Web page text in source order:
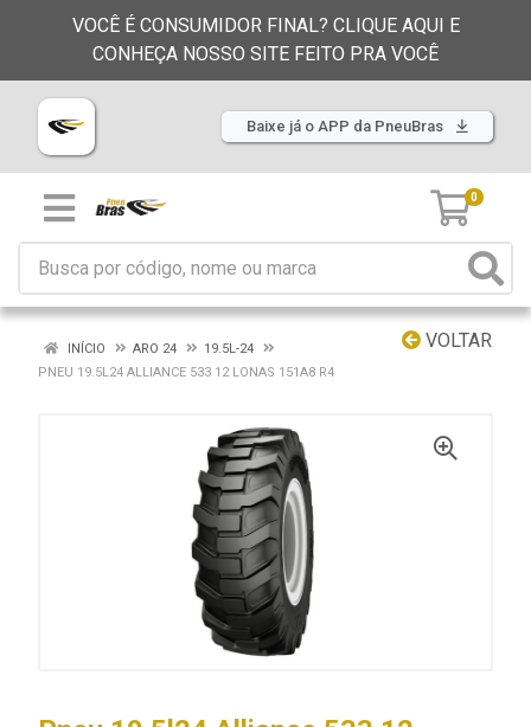
VOCÊ É CONSUMIDOR FINAL? CLIQUE AQUI E
CONHEÇA NOSSO SITE FEITO PRA VOCÊ
Baixe já o APP da PneuBras
0
VOLTAR
INÍCIO ARO 24
19.5L-24
PNEU 19.5L24 ALLIANCE 533 12 LONAS 151A8 R4